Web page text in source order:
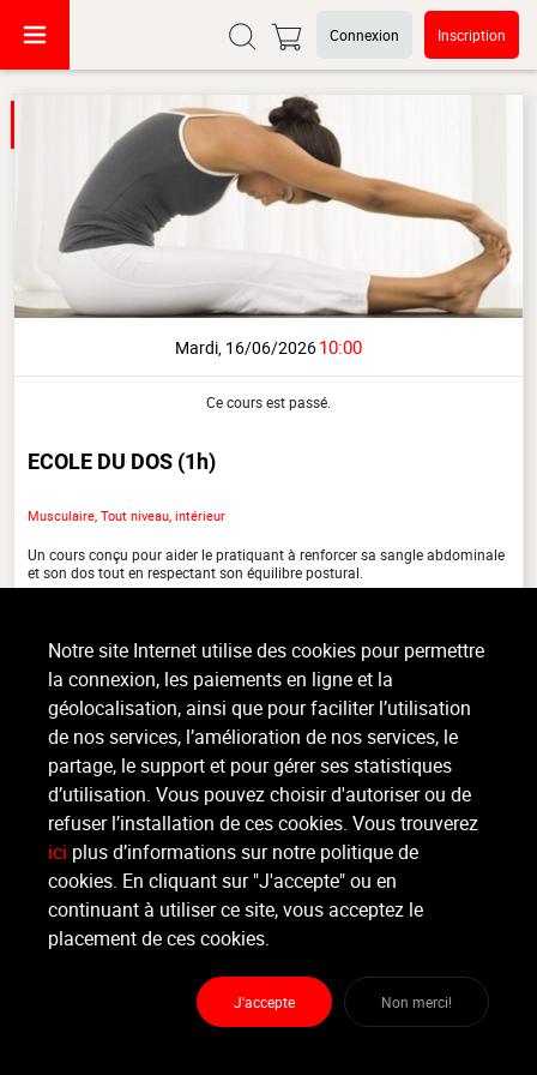
Connexion Inscription
Mardi, 16/06/202610:00
Ce cours est passé.
ECOLE DU DOS(1h)
Musculaire, Tout niveau, intérieur
Un cours conçu pour aider le pratiquant à renforcer sa sangle abdominale
et son dos tout en respectant son équilibre postural.
Organisateur
MARECHAL GYM ET SANTÉ
Moniteur
Non renseigné.
Lieu :Marechal Gym et Santé
Rue de Wandre 1b - 4610 Bellaire
Notre site Internet utilise des cookies pour permettre
la connexion, les paiements en ligne et la
géolocalisation, ainsi que pour faciliter l’utilisation
de nos services, l’amélioration de nos services, le
partage, le support et pour gérer ses statistiques
d’utilisation. Vous pouvez choisir d'autoriser ou de
refuser l’installation de ces cookies. Vous trouverez
ici plus d’informations sur notre politique de
cookies. En cliquant sur "J'accepte" ou en
continuant à utiliser ce site, vous acceptez le
placement de ces cookies.
J'accepte Non merci!